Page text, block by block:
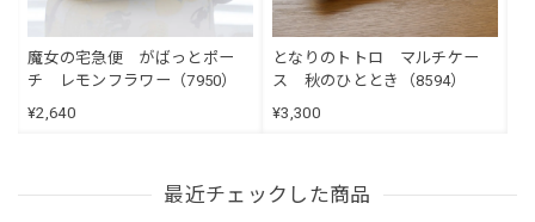
魔女の宅急便 がばっとポー
チ レモンフラワー（7950）
¥2,640
となりのトトロ マルチケー
ス 秋のひととき（8594）
¥3,300
最近チェックした商品